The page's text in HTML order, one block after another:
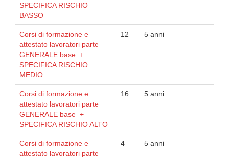
SPECIFICA RISCHIO
BASSO
Corsi di formazione e
attestato lavoratori parte
GENERALE base +
SPECIFICA RISCHIO
MEDIO
12 5 anni
Corsi di formazione e
attestato lavoratori parte
GENERALE base +
SPECIFICA RISCHIO ALTO
16 5 anni
Corsi di formazione e
attestato lavoratori parte
4 5 anni